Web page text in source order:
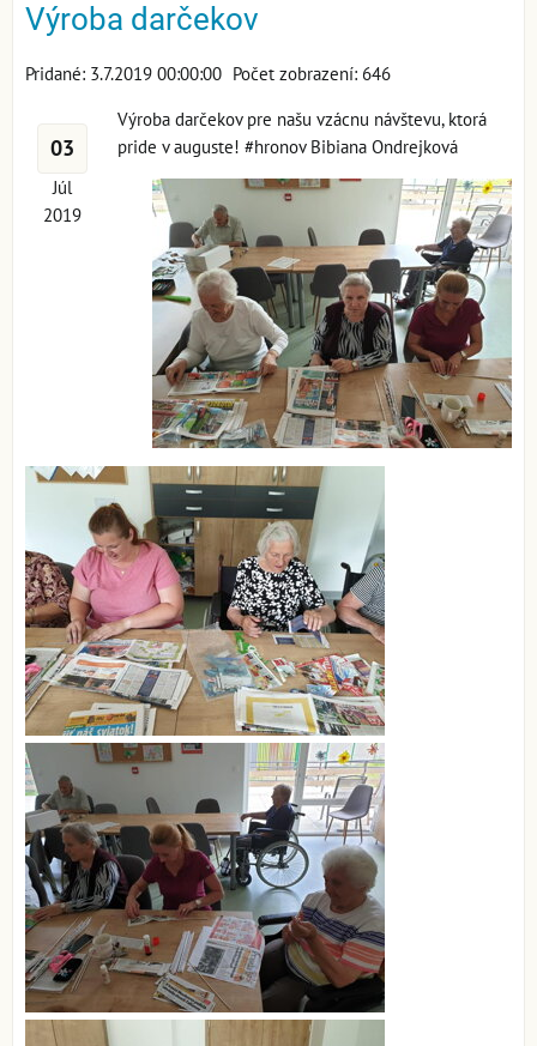
Výroba darčekov
Pridané: 3.7.2019 00:00:00 Počet zobrazení: 646
03
Júl
2019
Výroba darčekov pre našu vzácnu návštevu, ktorá
pride v auguste! #hronov Bibiana Ondrejková